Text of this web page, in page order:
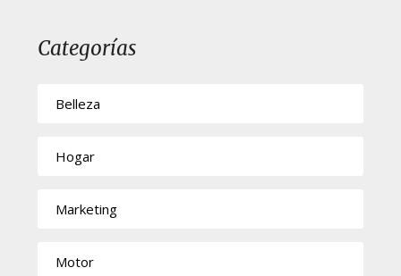
Categorías
Belleza
Hogar
Marketing
Motor